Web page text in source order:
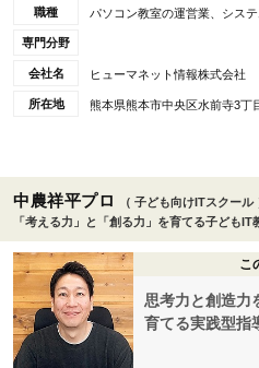
職種 パソコン教室の運営業、シス
専門分野
会社名 ヒューマネット情報株式会社
所在地 熊本県熊本市中央区水前寺3丁
中農祥平プロ
（ 子ども向けITスクール
「考える力」と「創る力」を育てる子どもIT
こ
思考力と創造力
育てる実践型指